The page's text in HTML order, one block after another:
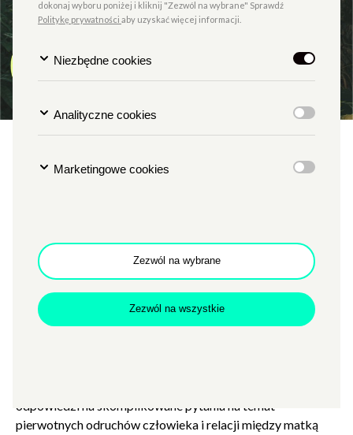
Festiwal Pięć Smaków: Cisza
o świcie
SALA 1 - KINOWA
NOWE KINO AZJI
Ma Ke jest doktorantem na wydziale lingwistyki i pisze
swoją pracę doktorską o Lucy – żeńskim australopiteku.
odpowiedzi na skomplikowane pytania na temat
pierwotnych odruchów człowieka i relacji między matką
dokonaj wyboru poniżej i kliknij "Zezwól na wybrane" Sprawdź
Politykę prywatności aby uzyskać więcej informacji.
Niezbędne cookies
Analityczne cookies
Marketingowe cookies
Zezwól na wybrane
Zezwól na wszystkie